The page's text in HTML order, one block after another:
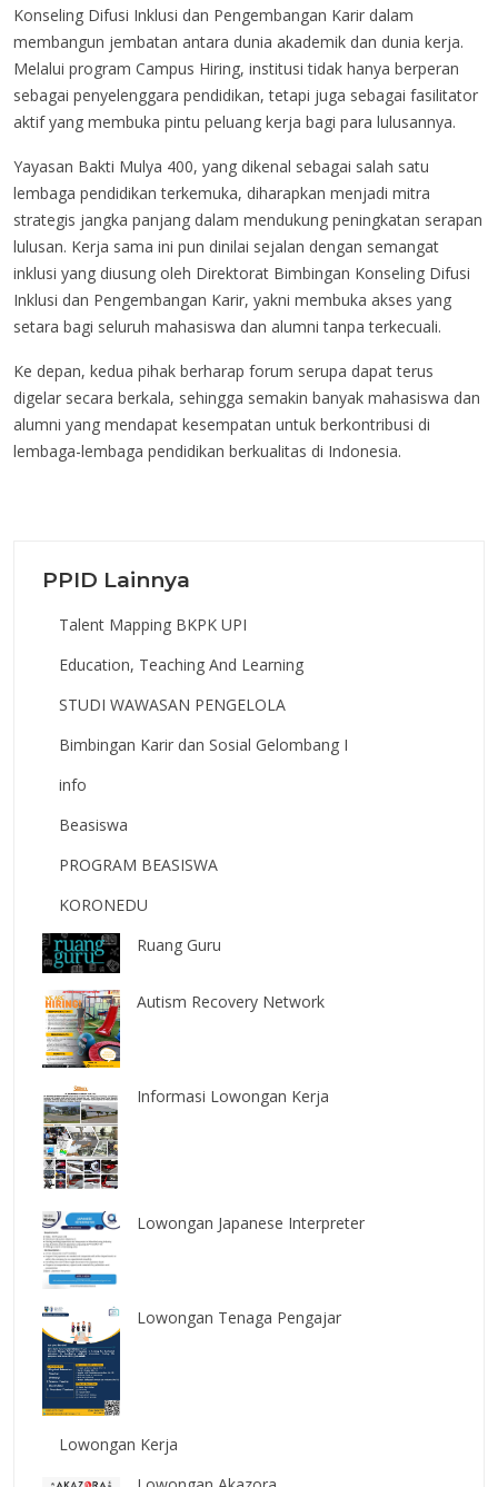
Konseling Difusi Inklusi dan Pengembangan Karir dalam
membangun jembatan antara dunia akademik dan dunia kerja.
Melalui program Campus Hiring, institusi tidak hanya berperan
sebagai penyelenggara pendidikan, tetapi juga sebagai fasilitator
aktif yang membuka pintu peluang kerja bagi para lulusannya.
Yayasan Bakti Mulya 400, yang dikenal sebagai salah satu
lembaga pendidikan terkemuka, diharapkan menjadi mitra
strategis jangka panjang dalam mendukung peningkatan serapan
lulusan. Kerja sama ini pun dinilai sejalan dengan semangat
inklusi yang diusung oleh Direktorat Bimbingan Konseling Difusi
Inklusi dan Pengembangan Karir, yakni membuka akses yang
setara bagi seluruh mahasiswa dan alumni tanpa terkecuali.
Ke depan, kedua pihak berharap forum serupa dapat terus
digelar secara berkala, sehingga semakin banyak mahasiswa dan
alumni yang mendapat kesempatan untuk berkontribusi di
lembaga-lembaga pendidikan berkualitas di Indonesia.
PPID Lainnya
Talent Mapping BKPK UPI
Education, Teaching And Learning
STUDI WAWASAN PENGELOLA
Bimbingan Karir dan Sosial Gelombang I
info
Beasiswa
PROGRAM BEASISWA
KORONEDU
Ruang Guru
Autism Recovery Network
Informasi Lowongan Kerja
Lowongan Japanese Interpreter
Lowongan Tenaga Pengajar
Lowongan Kerja